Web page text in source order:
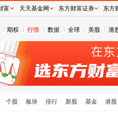
期权 行情 数据 全球 美股 港
个股 板块 排行 新股 基金 港股
富 天天基金网 东方财富证券 东方